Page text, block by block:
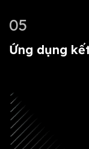
05
Ứng dụng